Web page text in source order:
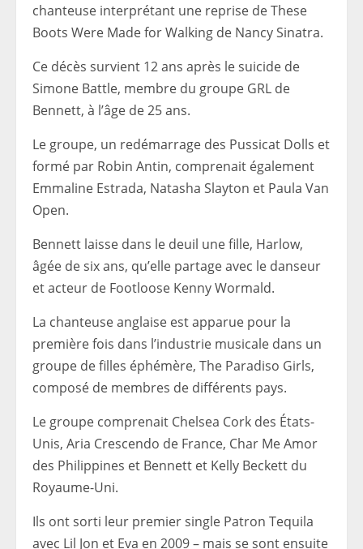
chanteuse interprétant une reprise de These
Boots Were Made for Walking de Nancy Sinatra.
Ce décès survient 12 ans après le suicide de
Simone Battle, membre du groupe GRL de
Bennett, à l’âge de 25 ans.
Le groupe, un redémarrage des Pussicat Dolls et
formé par Robin Antin, comprenait également
Emmaline Estrada, Natasha Slayton et Paula Van
Open.
Bennett laisse dans le deuil une fille, Harlow,
âgée de six ans, qu’elle partage avec le danseur
et acteur de Footloose Kenny Wormald.
La chanteuse anglaise est apparue pour la
première fois dans l’industrie musicale dans un
groupe de filles éphémère, The Paradiso Girls,
composé de membres de différents pays.
Le groupe comprenait Chelsea Cork des États-
Unis, Aria Crescendo de France, Char Me Amor
des Philippines et Bennett et Kelly Beckett du
Royaume-Uni.
Ils ont sorti leur premier single Patron Tequila
avec Lil Jon et Eva en 2009 – mais se sont ensuite